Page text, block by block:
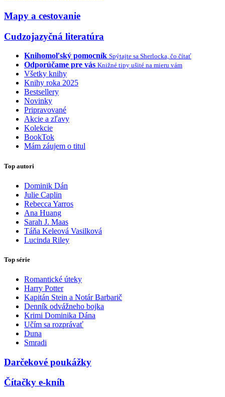
Mapy a cestovanie
Cudzojazyčná literatúra
Knihomoľský pomocník Spýtajte sa Sherlocka, čo čítať
Odporúčame pre vás Knižné tipy ušité na mieru vám
Všetky knihy
Knihy roka 2025
Bestsellery
Novinky
Pripravované
Akcie a zľavy
Kolekcie
BookTok
Mám záujem o titul
Top autori
Dominik Dán
Julie Caplin
Rebecca Yarros
Ana Huang
Sarah J. Maas
Táňa Keleová Vasilková
Lucinda Riley
Top série
Romantické úteky
Harry Potter
Kapitán Stein a Notár Barbarič
Denník odvážneho bojka
Krimi Dominika Dána
Učím sa rozprávať
Duna
Smradi
Darčekové poukážky
Čítačky e-kníh